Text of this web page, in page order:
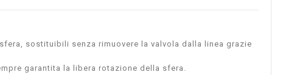
sostituibili senza rimuovere la valvola dalla linea grazie
garantita la libera rotazione della sfera.